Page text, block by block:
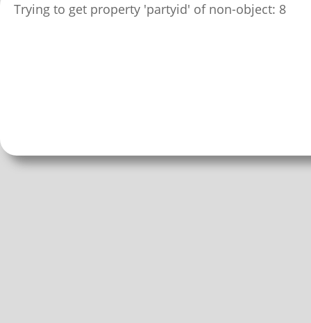
Trying to get property 'partyid' of non-object: 8